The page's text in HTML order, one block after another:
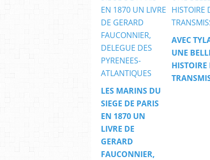
LES MARINS DU
SIEGE DE PARIS
EN 1870 UN
LIVRE DE
GERARD
FAUCONNIER,
AVEC
UNE
HISTOIRE